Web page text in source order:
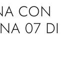
CON
07 DI